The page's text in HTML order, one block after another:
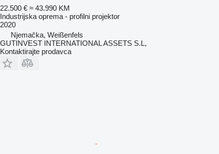
22.500 € ≈ 43.990 KM
Industrijska oprema - profilni projektor
2020
Njemačka, Weißenfels
GUTINVEST INTERNATIONAL ASSETS S.L,
Kontaktirajte prodavca